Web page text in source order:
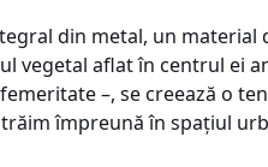
din metal, un
vegetal aflat în centrul ei
–, se creează o
împreună în spațiul